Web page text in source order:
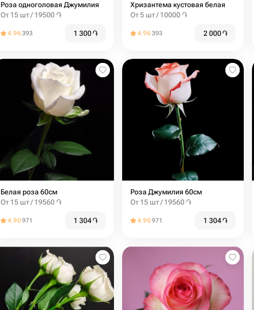
Роза одноголовая Джумилия
От 15 шт / 19500 ֏
4.96393 1 300֏
Хризантема кустовая белая
От 5 шт / 10000 ֏
4.96393 2 000֏
Белая роза 60см
От 15 шт / 19560 ֏
4.90971 1 304֏
Роза Джумилия 60см
От 15 шт / 19560 ֏
4.90971 1 304֏